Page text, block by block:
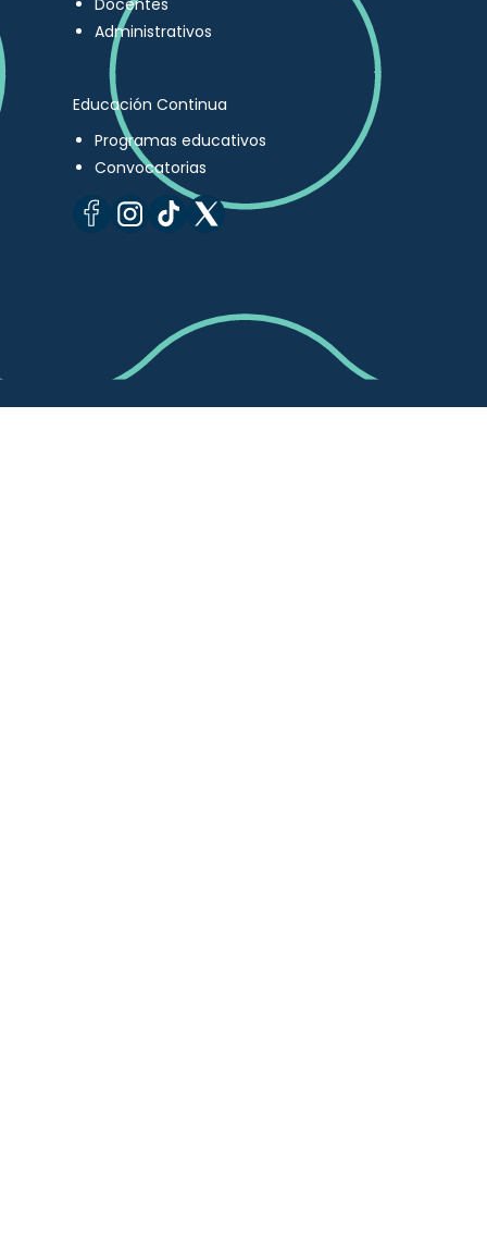
Docentes
Administrativos
Educación Continua
Programas educativos
Convocatorias